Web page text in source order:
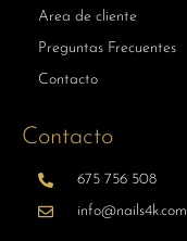
Area de cliente
Preguntas Frecuentes
Contacto
Contacto
675 756 508
info@nails4k.com